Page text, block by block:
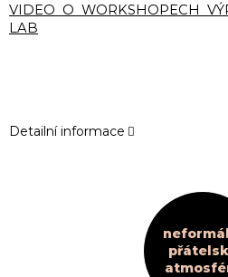
VIDEO O WORKSHOPECH
LAB
Detailní informace